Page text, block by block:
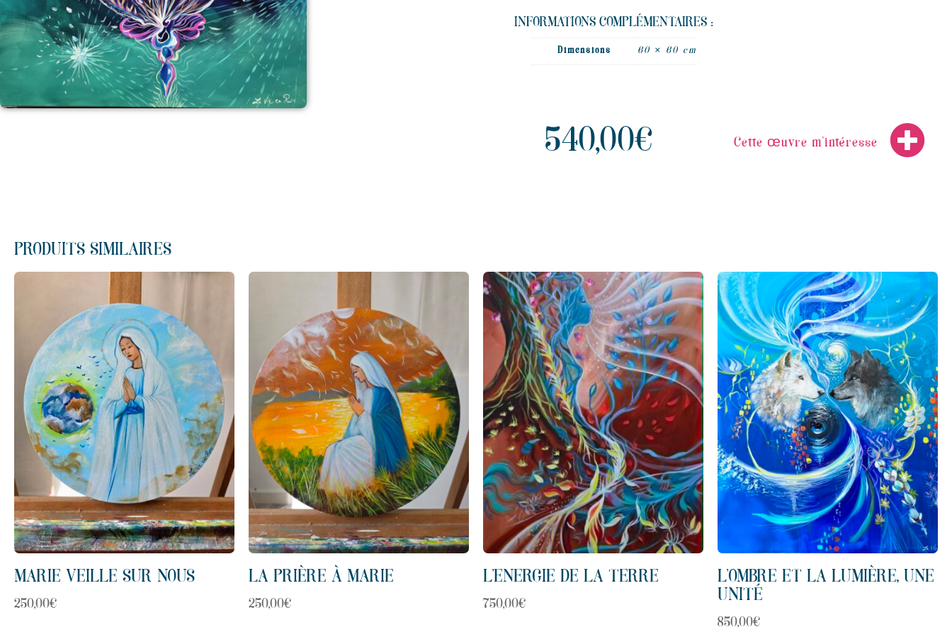
INFORMATIONS COMPLÉMENTAIRES :
Dimensions 60 × 60 cm
540,00€ Cette œuvre m’intéresse
PRODUITS SIMILAIRES
MARIE VEILLE SUR NOUS
250,00€
LA PRIÈRE À MARIE
250,00€
L’ENERGIE DE LA TERRE
750,00€
L’OMBRE ET LA LUMIÈRE, UNE
UNITÉ
850,00€